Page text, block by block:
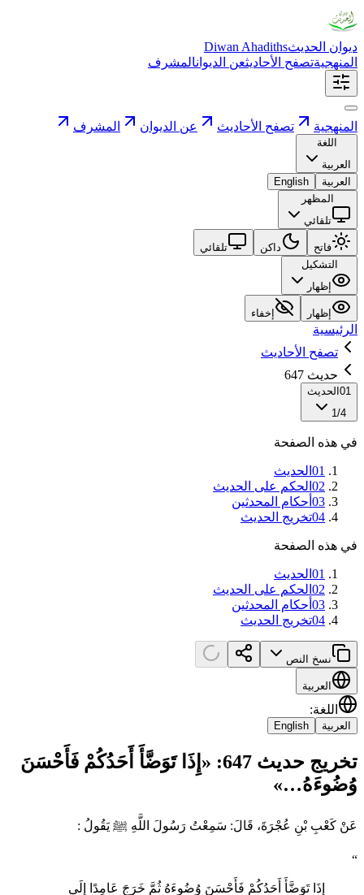
ديوان الحديثDiwan Ahadiths
المنهجيةتصفح الأحاديثعن الديوانالمشرف
المنهجية تصفح الأحاديث عن الديوان المشرف
اللغة
العربية
العربية
English
المظهر
تلقائي
فاتح داكن
تلقائي
التشكيل
إظهار
إظهار إخفاء
الرئيسية
تصفح الأحاديث
حديث 647
01 الحديث
1/4
في هذه الصفحة
01 الحديث
02 الحكم على الحديث
03 أحكام المحدثين
04تخريج الحديث
في هذه الصفحة
01 الحديث
02 الحكم على الحديث
03 أحكام المحدثين
04تخريج الحديث
نسخ النص
العربية
اللغة:
العربية English
تخريج حديث 647: «إِذَا تَوَضَّأَ أَحَدُكُمْ فَأَحْسَنَ
وُضُوءَهُ…»
عَنْ كَعْبِ بْنِ عُجْرَةَ، قَالَ: سَمِعْتُ رَسُولَ اللَّهِ ﷺ يَقُولُ :
“
إِذَا تَوَضَّأَ أَحَدُكُمْ فَأَحْسَنَ وُضُوءَهُ ثُمَّ خَرَجَ عَامِدًا إِلَى